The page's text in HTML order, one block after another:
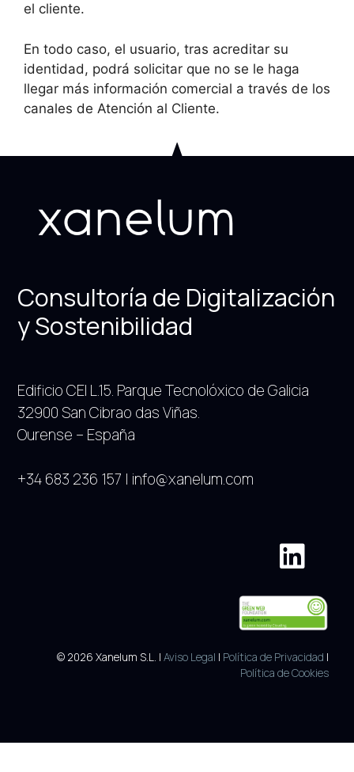
el cliente.
En todo caso, el usuario, tras acreditar su
identidad, podrá solicitar que no se le haga
llegar más información comercial a través de los
canales de Atención al Cliente.
Consultoría de Digitalización
y Sostenibilidad
Edificio CEI L.15. Parque Tecnolóxico de Galicia
32900 San Cibrao das Viñas.
Ourense – España
+34 683 236 157 | info@xanelum.com
© 2026 Xanelum S.L. | Aviso Legal | Política de Privacidad |
Política de Cookies